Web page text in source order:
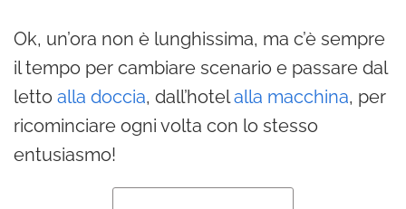
Ok, un’ora non è lunghissima, ma c’è sempre
il tempo per cambiare scenario e passare dal
letto alla doccia, dall’hotelalla macchina, per
ricominciare ogni volta con lo stesso
entusiasmo!